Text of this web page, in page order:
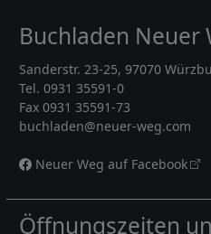
Buchladen Neuer
Sanderstr. 23-25, 97070
Tel. 0931 35591-0
Fax 0931 35591-73
buchladen@neuer-weg.com
Neuer Weg auf Facebook
Öffnungszeiten